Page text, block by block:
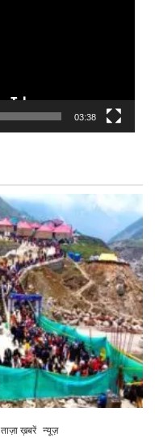
03:38
ताज़ा ख़बरें न्यूज़